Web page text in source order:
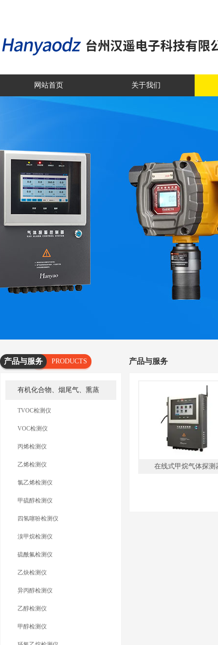
网站首页 关于我们
产品与服务
PRODUCTS
SERVICES
有机化合物、烟尾气、熏蒸
TVOC检测仪
VOC检测仪
丙烯检测仪
乙烯检测仪
氯乙烯检测仪
甲硫醇检测仪
四氢噻吩检测仪
溴甲烷检测仪
硫酰氟检测仪
乙炔检测仪
异丙醇检测仪
乙醇检测仪
甲醇检测仪
产品与服务
在线式甲烷气体探测